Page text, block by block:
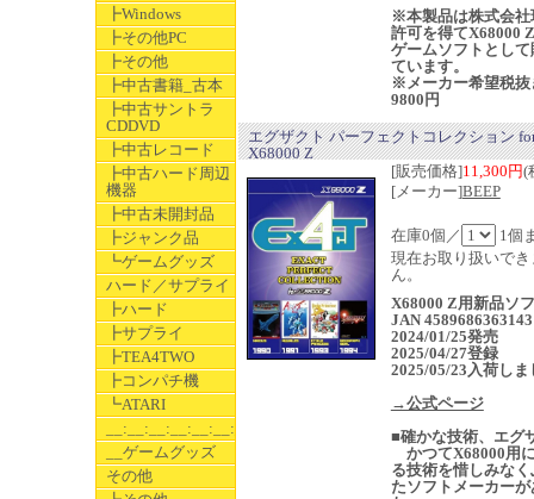
┣Windows
┣その他PC
┣その他
┣中古書籍_古本
┣中古サントラ
CDDVD
┣中古レコード
┣中古ハード周辺
機器
┣中古未開封品
┣ジャンク品
┗ゲームグッズ
ハード／サプライ
┣ハード
┣サプライ
┣TEA4TWO
┣コンパチ機
┗ATARI
__:__:__:__:__:__:__
__ゲームグッズ
その他
※本製品は株式会社
許可を得てX68000
ゲームソフトとして
ています。
※メーカー希望税抜
9800円
エグザクト パーフェクトコレクション
X68000 Z
[販売価格]11,300円(
[メーカー]BEEP
在庫0個／
1個
現在お取り扱いでき
ん。
X68000 Z用新品
JAN 4589686363143
2024/01/25発売
2025/04/27登録
2025/05/23入荷しま
→公式ページ
■確かな技術、エグ
かつてX68000用
る技術を惜しみな
たソフトメーカーが